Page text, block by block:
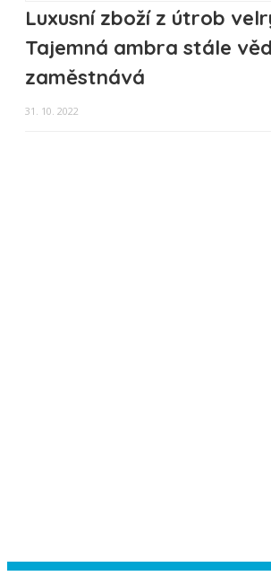
Luxusní zboží z útrob
Tajemná ambra stále
zaměstnává
31. 10. 2022